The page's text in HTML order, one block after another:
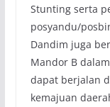
Stunting serta
posyandu/
Dandim juga
Mandor B
dapat berjalan
kemajuan